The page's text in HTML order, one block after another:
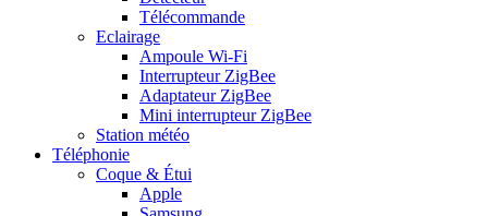
Télécommande
Eclairage
Ampoule Wi-Fi
Interrupteur ZigBee
Adaptateur ZigBee
Mini interrupteur ZigBee
Station météo
Téléphonie
Coque & Étui
Apple